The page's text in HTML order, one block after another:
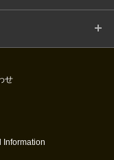
せ
Information